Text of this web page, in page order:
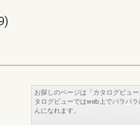
お探しのページは「カタログビュ
タログビューではweb上でパラパ
んになれます。